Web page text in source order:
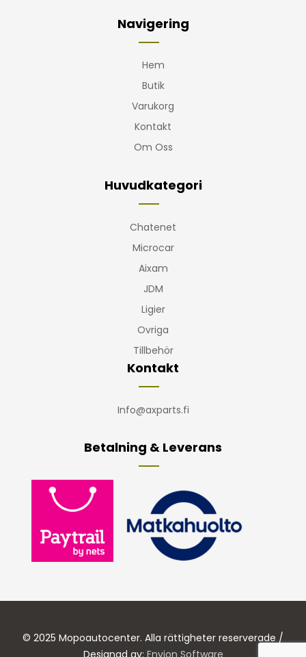
Navigering
Hem
Butik
Varukorg
Kontakt
Om Oss
Huvudkategori
Chatenet
Microcar
Aixam
JDM
Ligier
Ovriga
Tillbehör
Kontakt
Info@axparts.fi
Betalning & Leverans
© 2025 Mopoautocenter. Alla rättigheter reserverade /
Designad av: Envion Software